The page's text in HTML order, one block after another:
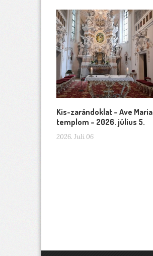
Kis-zarándoklat – Ave Maria
templom – 2026. július 5.
2026. Juli 06